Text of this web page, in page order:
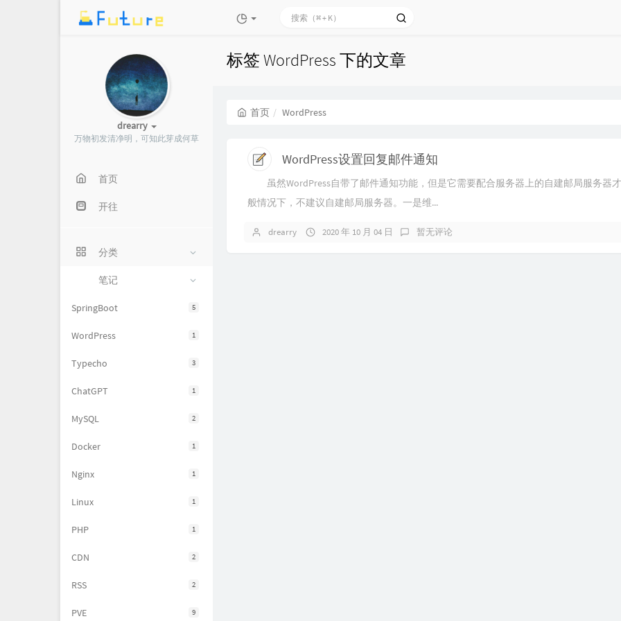
drearry
万物初发清净明，可知此芽成何草
首页
开往
分类
笔记
5
SpringBoot
1
WordPress
3
Typecho
1
ChatGPT
2
MySQL
1
Docker
1
Nginx
1
Linux
1
PHP
2
CDN
2
RSS
9
PVE
标签 WordPress 下的文章
首页 WordPress
WordPress设置回复邮件通知
虽然WordPress自带了邮件通知功能，但是它需要配合服务器上的自建邮局服务器
般情况下，不建议自建邮局服务器。一是维...
drearry 2020 年 10 月 04 日 暂无评论